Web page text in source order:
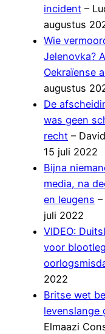
incident –
augustus
Wie
Jelenovka?
Oekraïense
augustus
De
was geen
recht –
15 juli 2022
Bijna
media, na
en leugens
juli 2022
VIDEO:
voor
2022
Britse wet
levenslange
Elmaazi